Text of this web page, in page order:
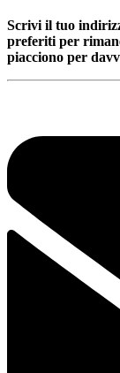
Scrivi il tuo
preferiti per
piacciono per